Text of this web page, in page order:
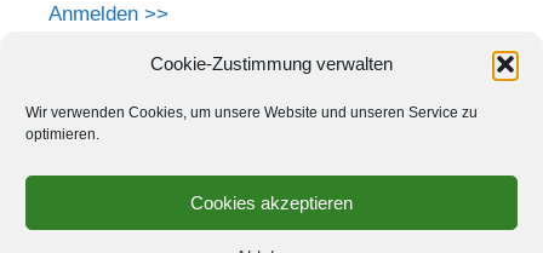
Cookie-Zustimmung verwalten
Wir verwenden Cookies, um unsere Website und unseren Service zu
optimieren.
Cookies akzeptieren
Anmelden >>